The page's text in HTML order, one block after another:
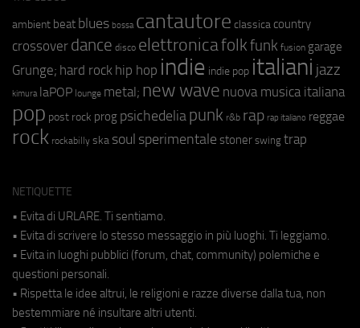
ambient beat blues bossa cantautore classica country
crossover dance disco elettronicafolkfunk fusion garage
Grunge; hard rock hip hop indie indie pop italiani jazz
kimura laPOP lounge metal; new wave nuova musica italiana
pop post rock prog psichedeliapunk r&b rap rap italiano reggae
rock rockabilly ska soul sperimentale stoner swing trap
NETIQUETTE
• Evita di URLARE. Ti sentiamo.
• Evita di scrivere lo stesso messaggio in più luoghi. Ti leggiamo.
• Evita in luoghi pubblici (forum, chat, community) polemiche e
questioni personali.
• Rispetta le idee altrui, le religioni e razze diverse dalla tua, non
bestemmiare né insultare altri utenti.